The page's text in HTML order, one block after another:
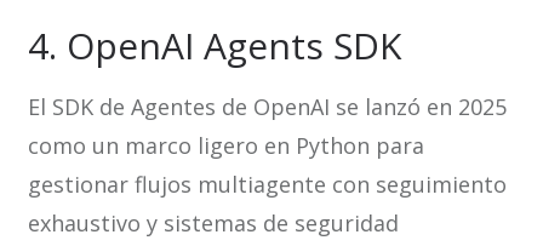
4. OpenAI Agents SDK
El SDK de Agentes de OpenAI se lanzó en 2025
como un marco ligero en Python para
gestionar flujos multiagente con seguimiento
exhaustivo y sistemas de seguridad